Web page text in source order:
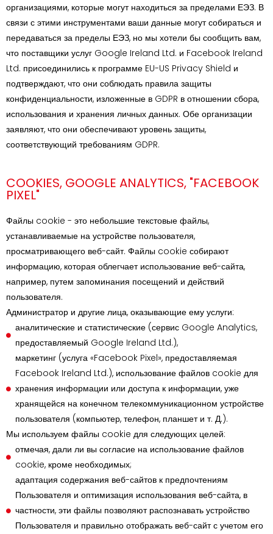
организациями, которые могут находиться за пределами ЕЭЗ. В
связи с этими инструментами ваши данные могут собираться и
передаваться за пределы ЕЭЗ, но мы хотели бы сообщить вам,
что поставщики услуг Google Ireland Ltd. и Facebook Ireland
Ltd. присоединились к программе EU-US Privacy Shield и
подтверждают, что они соблюдать правила защиты
конфиденциальности, изложенные в GDPR в отношении сбора,
использования и хранения личных данных. Обе организации
заявляют, что они обеспечивают уровень защиты,
соответствующий требованиям GDPR.
COOKIES, GOOGLE ANALYTICS, "FACEBOOK
PIXEL"
Файлы cookie - это небольшие текстовые файлы,
устанавливаемые на устройстве пользователя,
просматривающего веб-сайт. Файлы cookie собирают
информацию, которая облегчает использование веб-сайта,
например, путем запоминания посещений и действий
пользователя.
Администратор и другие лица, оказывающие ему услуги:
аналитические и статистические (сервис Google Analytics,
предоставляемый Google Ireland Ltd.),
маркетинг (услуга «Facebook Pixel», предоставляемая
Facebook Ireland Ltd.), использование файлов cookie для
хранения информации или доступа к информации, уже
хранящейся на конечном телекоммуникационном устройстве
пользователя (компьютер, телефон, планшет и т. Д.).
Мы используем файлы cookie для следующих целей:
отмечая, дали ли вы согласие на использование файлов
cookie, кроме необходимых;
адаптация содержания веб-сайтов к предпочтениям
Пользователя и оптимизация использования веб-сайта, в
частности, эти файлы позволяют распознавать устройство
Пользователя и правильно отображать веб-сайт с учетом его